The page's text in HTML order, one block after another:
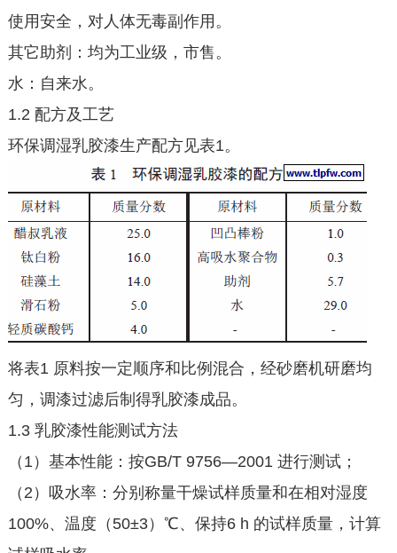
使用安全，对人体无毒副作用。
其它助剂：均为工业级，市售。
水：自来水。
1.2 配方及工艺
环保调湿乳胶漆生产配方见表1。
将表1 原料按一定顺序和比例混合，经砂磨机研磨均
匀，调漆过滤后制得乳胶漆成品。
1.3 乳胶漆性能测试方法
（1）基本性能：按GB/T 9756—2001 进行测试；
（2）吸水率：分别称量干燥试样质量和在相对湿度
100%、温度（50±3）℃、保持6 h 的试样质量，计算